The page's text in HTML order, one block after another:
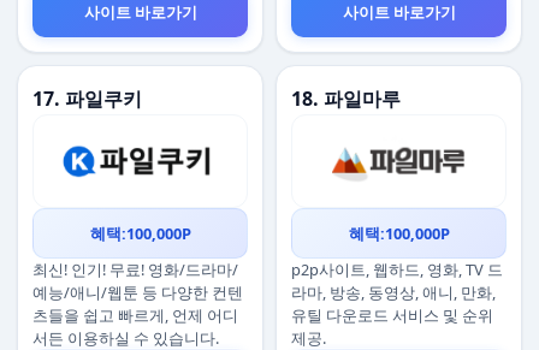
사이트 바로가기
사이트 바로가기
17. 파일쿠키
혜택:100,000P
최신! 인기! 무료! 영화/드라마/
예능/애니/웹툰 등 다양한 컨텐
츠들을 쉽고 빠르게, 언제 어디
서든 이용하실 수 있습니다.
18. 파일마루
혜택:100,000P
p2p사이트, 웹하드, 영화, TV 드
라마, 방송, 동영상, 애니, 만화,
유틸 다운로드 서비스 및 순위
제공.